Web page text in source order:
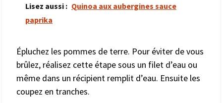
Lisez aussi : Quinoa aux aubergines sauce
paprika
Épluchez les pommes de terre. Pour éviter de vous
brûlez, réalisez cette étape sous un filet d’eau ou
même dans un récipient remplit d’eau. Ensuite les
coupez en tranches.